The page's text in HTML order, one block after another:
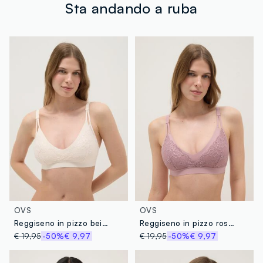
Temperatura massima 40°C - Procedura delicata
Clicca qui per vedere i dettagli
Fornitore di prodotto finito
GLOBAL BEST INDUSTRIAL (UNDERW
MADE IN CHINA
Sta andando a ruba
OVS
Reggiseno in pizzo beige con imbottitura removibile
€ 19,95-50%€ 9,97
OVS
Reggiseno in pizzo rosa con imbottitura removibile
€ 19,95 -50%€ 9,97